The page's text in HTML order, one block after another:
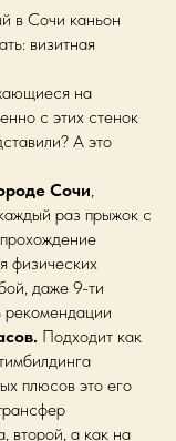
в Сочи каньон
визитная
на
с этих стенок
А это
Сочи
раз прыжок с
физических
даже 9-ти
рекомендации
Подходит как
плюсов это его
второй, а как на